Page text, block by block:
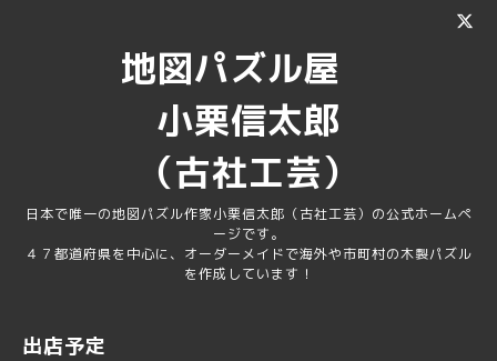
地図パズル屋
小栗信太郎
（古社工芸）
日本で唯一の地図パズル作家小栗信太郎（古社工芸）の公式ホームペ
ージです。
４７都道府県を中心に、オーダーメイドで海外や市町村の木製パズル
を作成しています！
出店予定